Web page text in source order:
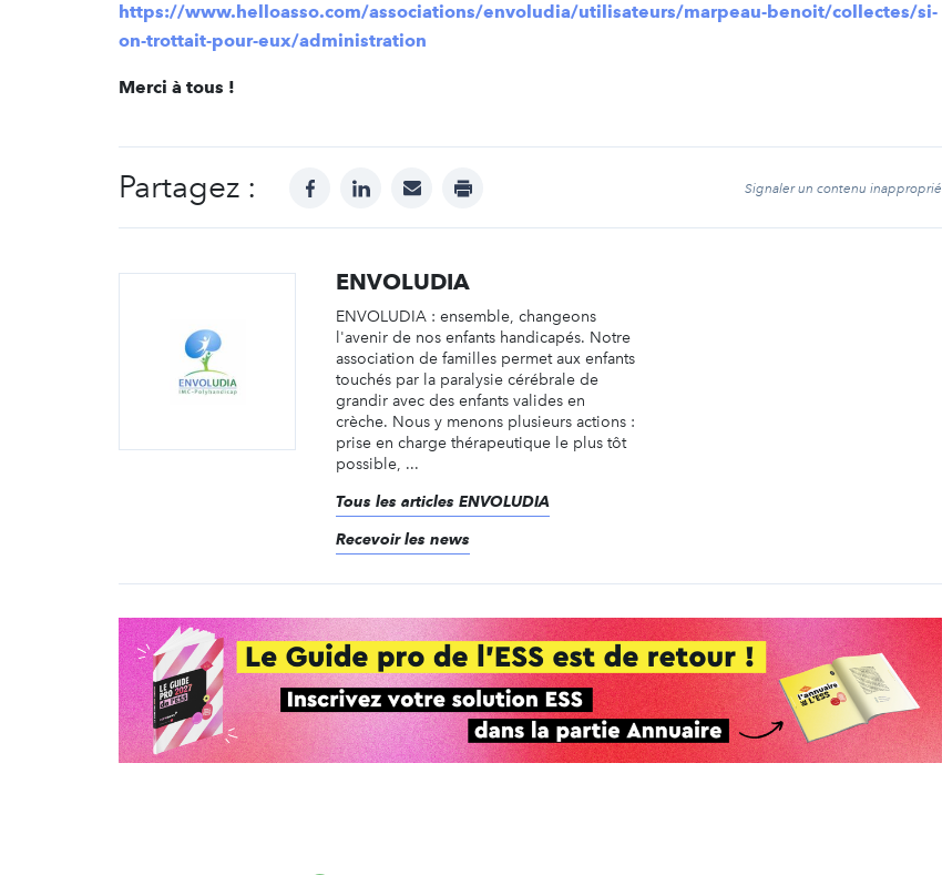
https://www.helloasso.com/associations/envoludia/utilisateurs/marpeau-benoit/collectes/si-
on-trottait-pour-eux/administration
Merci à tous !
Partagez : facebooklinkedinmail print Signaler un contenu inapproprié
ENVOLUDIA
ENVOLUDIA : ensemble, changeons
l'avenir de nos enfants handicapés. Notre
association de familles permet aux enfants
touchés par la paralysie cérébrale de
grandir avec des enfants valides en
crèche. Nous y menons plusieurs actions :
prise en charge thérapeutique le plus tôt
possible, ...
Tous les articles ENVOLUDIA
Recevoir les news